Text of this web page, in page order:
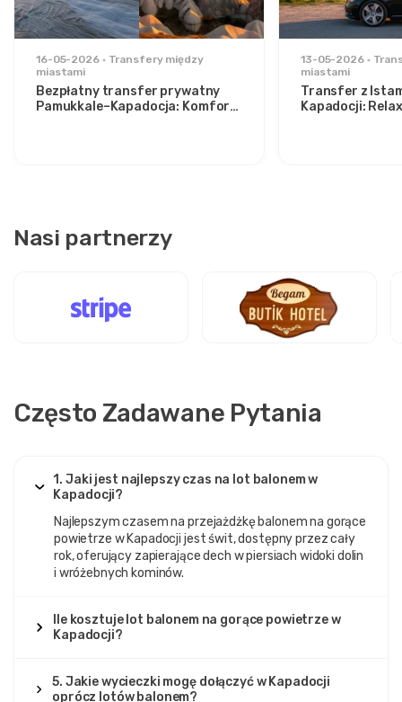
16-05-2026
Transfery między
miastami
Bezpłatny transfer prywatny
Pamukkale–Kapadocja: Komfort
13-05-2026
miastami
Transfer z
Kapadocji:
Nasi partnerzy
Często Zadawane Pytania
1. Jaki jest najlepszy czas na lot balonem w
Kapadocji?
Najlepszym czasem na przejażdżkę balonem na gorące
powietrze w Kapadocji jest świt, dostępny przez cały
rok, oferujący zapierające dech w piersiach widoki dolin
i wróżebnych kominów.
Ile kosztuje lot balonem na gorące powietrze w
Kapadocji?
5. Jakie wycieczki mogę dołączyć w Kapadocji
oprócz lotów balonem?